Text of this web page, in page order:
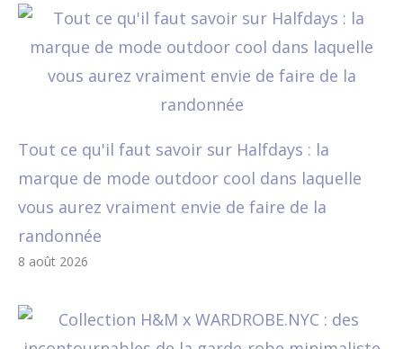
Tout ce qu'il faut savoir sur Halfdays : la
marque de mode outdoor cool dans laquelle
vous aurez vraiment envie de faire de la
randonnée
8 août 2026